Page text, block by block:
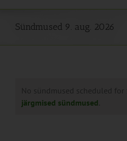
Sündmused 9. aug. 2026
No sündmused scheduled for
järgmised sündmused